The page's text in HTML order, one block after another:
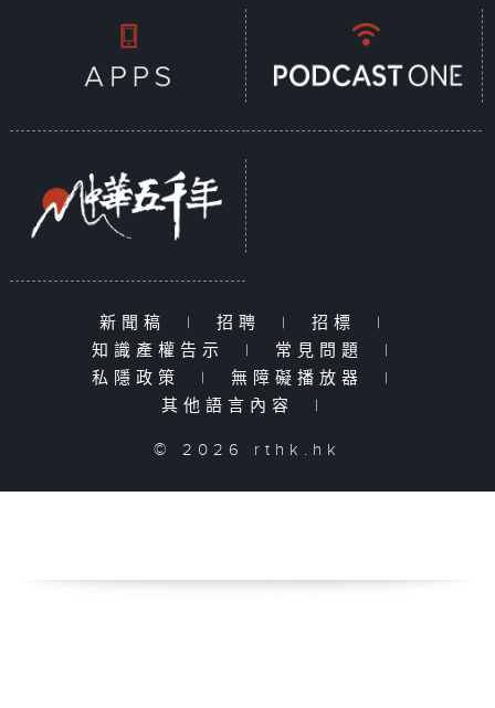
新聞稿 | 招聘 | 招標
|
知識產權告示
| 常見問題
|
私隱政策
| 無障礙播放器
|
其他語言內容
|
© 2026 rthk.hk